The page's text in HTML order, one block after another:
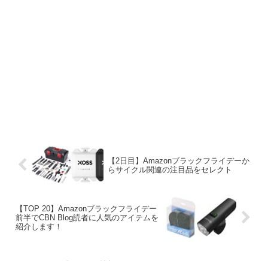
【2日目】Amazonブラックフライデーか
らサイクル関連の注目品をセレクト
【TOP 20】Amazonブラックフライデー
前半でCBN Blog読者に人気のアイテムを
紹介します！